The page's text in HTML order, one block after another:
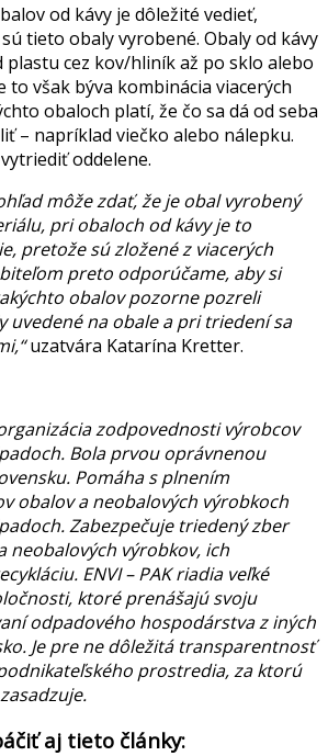
od kávy je dôležité vedieť,
tieto obaly vyrobené. Obaly od kávy
plastu cez kov/hliník až po sklo alebo
to však býva kombinácia viacerých
obaloch platí, že čo sa dá od seba
– napríklad viečko alebo nálepku.
oddelene.
môže zdať, že je obal vyrobený
pri obaloch od kávy je to
pretože sú zložené z viacerých
preto odporúčame, aby si
obalov pozorne pozreli
uvedené na obale a pri triedení sa
uzatvára Katarína Kretter.
organizácia zodpovednosti výrobcov
Bola prvou oprávnenou
Pomáha s plnením
obalov a neobalových výrobkoch
Zabezpečuje triedený zber
neobalových výrobkov, ich
ENVI – PAK riadia veľké
ktoré prenášajú svoju
odpadového hospodárstva z iných
Je pre ne dôležitá transparentnosť
prostredia, za ktorú
aj tieto články: